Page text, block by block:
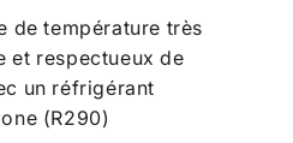
de température très
et respectueux de
un réfrigérant
(R290)